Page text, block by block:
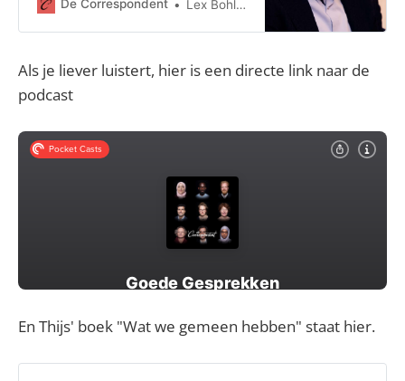
Lijster, we kunnen weer leren delen.
De Correspondent Lex Bohlmeijer
Als je liever luistert, hier is een directe link naar de
podcast
En Thijs' boek "Wat we gemeen hebben" staat hier.